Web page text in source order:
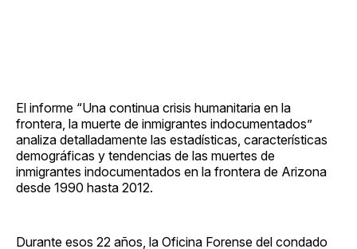
El informe “Una continua crisis humanitaria en la
frontera, la muerte de inmigrantes indocumentados”
analiza detalladamente las estadísticas, características
demográficas y tendencias de las muertes de
inmigrantes indocumentados en la frontera de Arizona
desde 1990 hasta 2012.
Durante esos 22 años, la Oficina Forense del condado